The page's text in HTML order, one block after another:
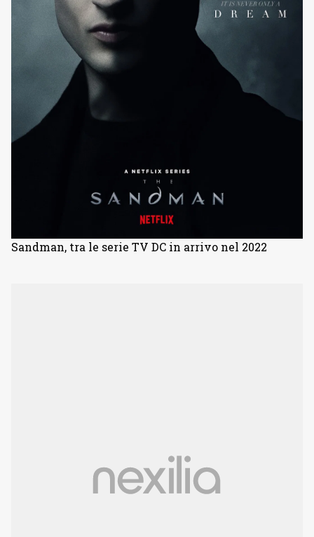
Sandman, tra le serie TV DC in arrivo nel 2022